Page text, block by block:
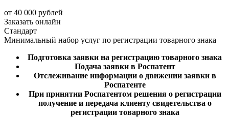
от 40 000 рублей
Заказать онлайн
Стандарт
Минимальный набор услуг по регистрации товарного знака
Подготовка заявки на регистрацию товарного знака
Подача заявки в Роспатент
Отслеживание информации о движении заявки в
Роспатенте
При принятии Роспатентом решения о регистрации
получение и передача клиенту свидетельства о
регистрации товарного знака